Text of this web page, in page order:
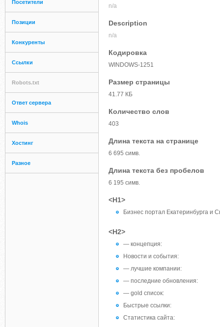
Посетители
Позиции
Конкуренты
Ссылки
Robots.txt
Ответ сервера
Whois
Хостинг
Разное
n/a
Description
n/a
Кодировка
WINDOWS-1251
Размер страницы
41.77 КБ
Количество слов
403
Длина текста на странице
6 695 симв.
Длина текста без пробелов
6 195 симв.
<H1>
Бизнес портал Екатеринбурга и
<H2>
— концепция:
Новости и события:
— лучшие компании:
— последние обновления:
— gold список:
Быстрые ссылки:
Статистика сайта: